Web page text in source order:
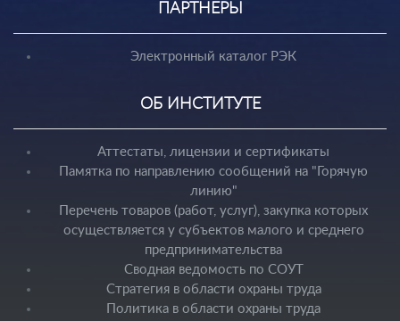
ПАРТНЕРЫ
Электронный каталог РЭК
ОБ ИНСТИТУТЕ
Аттестаты, лицензии и сертификаты
Памятка по направлению сообщений на "Горячую
линию"
Перечень товаров (работ, услуг), закупка которых
осуществляется у субъектов малого и среднего
предпринимательства
Сводная ведомость по СОУТ
Стратегия в области охраны труда
Политика в области охраны труда